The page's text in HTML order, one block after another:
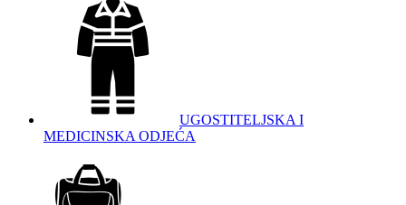
UGOSTITELJSKA I
MEDICINSKA ODJEĆA